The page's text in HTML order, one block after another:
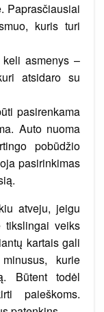
Paprasčiausiai
kuris turi
asmenys –
atsidaro su
pasirenkama
Auto nuoma
pobūdžio
pasirinkimas
atveju, jeigu
tikslingai veiks
kartais gali
kurie
Būtent todėl
paieškoms.